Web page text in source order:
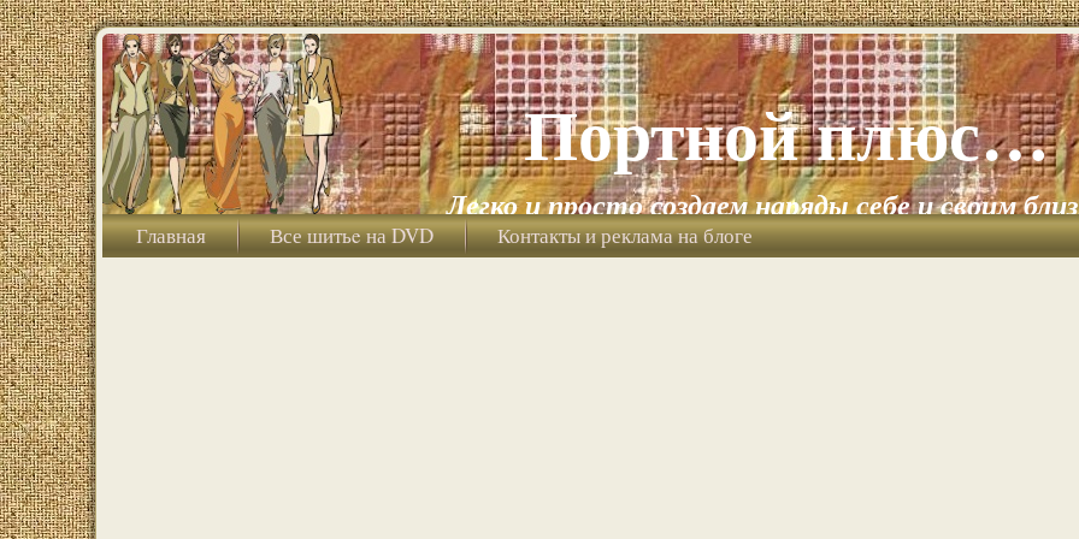
Портной плюс…
Легко и просто создаем наряды себе и своим
Главная Все шитьe на DVD Контакты и реклама на блоге